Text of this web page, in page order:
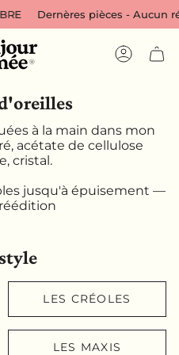
pièces - Aucun réassort
COMPTE
à la main dans mon
acétate de cellulose
cristal.
jusqu'à épuisement —
LES CRÉOLES
LES MAXIS